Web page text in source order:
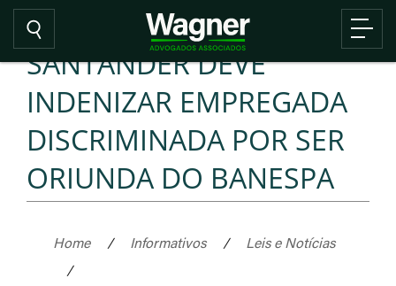
SANTANDER DEVE
INDENIZAR EMPREGADA
DISCRIMINADA POR SER
ORIUNDA DO BANESPA
Home / Informativos /
Leis e Notícias
/